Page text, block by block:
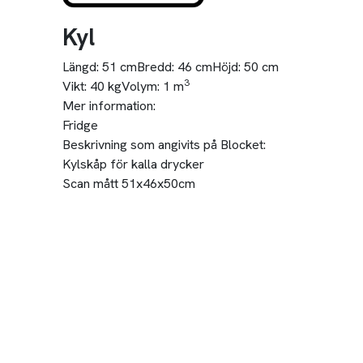
Kyl
Längd: 51 cmBredd: 46 cmHöjd: 50 cm
Vikt: 40 kgVolym: 1 m3
Mer information:
Fridge
Beskrivning som angivits på Blocket:
Kylskåp för kalla drycker
Scan mått 51x46x50cm